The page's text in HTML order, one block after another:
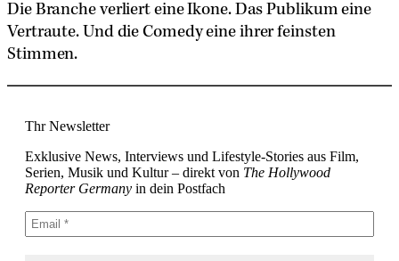
Die Branche verliert eine Ikone. Das Publikum eine
Vertraute. Und die Comedy eine ihrer feinsten
Stimmen.
Thr Newsletter
Exklusive News, Interviews und Lifestyle-Stories aus Film,
Serien, Musik und Kultur – direkt von The Hollywood
Reporter Germany in dein Postfach